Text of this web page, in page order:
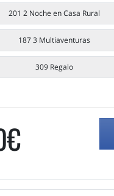
201 2 Noche en Casa Rural
187 3 Multiaventuras
309 Regalo